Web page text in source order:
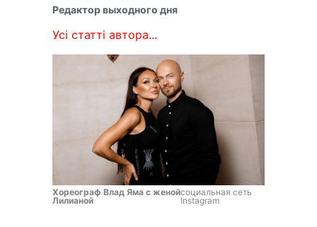
Редактор выходного дня
Усі статті автора...
Хореограф Влад Яма с женой
Лилианой
социальная сеть
Instagram